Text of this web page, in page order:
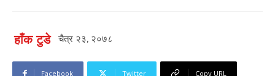
हाँक टुडे चैत्र २३, २०७८
Facebook Twitter Copy URL